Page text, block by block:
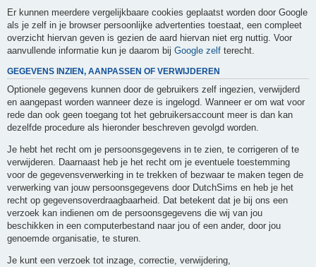
Er kunnen meerdere vergelijkbaare cookies geplaatst worden door Google
als je zelf in je browser persoonlijke advertenties toestaat, een compleet
overzicht hiervan geven is gezien de aard hiervan niet erg nuttig. Voor
aanvullende informatie kun je daarom bij Google zelf terecht.
GEGEVENS INZIEN, AANPASSEN OF VERWIJDEREN
Optionele gegevens kunnen door de gebruikers zelf ingezien, verwijderd
en aangepast worden wanneer deze is ingelogd. Wanneer er om wat voor
rede dan ook geen toegang tot het gebruikersaccount meer is dan kan
dezelfde procedure als hieronder beschreven gevolgd worden.
Je hebt het recht om je persoonsgegevens in te zien, te corrigeren of te
verwijderen. Daarnaast heb je het recht om je eventuele toestemming
voor de gegevensverwerking in te trekken of bezwaar te maken tegen de
verwerking van jouw persoonsgegevens door DutchSims en heb je het
recht op gegevensoverdraagbaarheid. Dat betekent dat je bij ons een
verzoek kan indienen om de persoonsgegevens die wij van jou
beschikken in een computerbestand naar jou of een ander, door jou
genoemde organisatie, te sturen.
Je kunt een verzoek tot inzage, correctie, verwijdering,